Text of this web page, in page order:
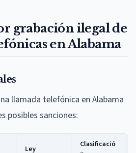
grabación ilegal de
en Alabama
llamada telefónica en Alabama
posibles sanciones:
Ley
Clasificació